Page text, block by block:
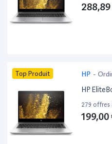
Top Produit HP -
HP
279 offres
199,00